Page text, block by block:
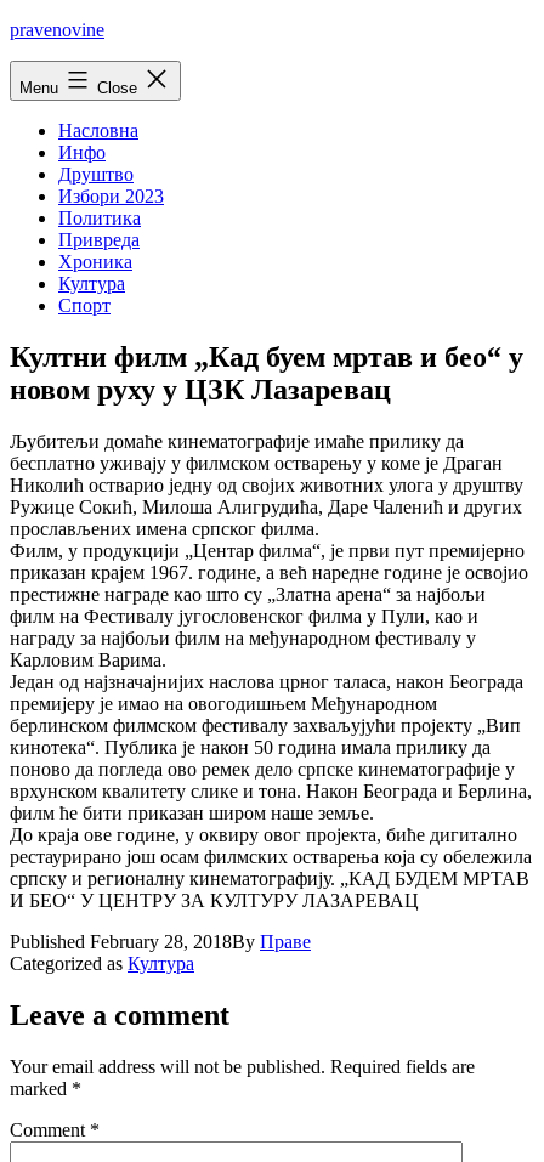
Skip
pravenovine
Menu Close
Насловна
Инфо
Друштво
Избори 2023
Политика
Привреда
Хроника
Култура
Спорт
Култни филм „Кад буем мртав и бео“ у
новом руху у ЦЗК Лазаревац
Љубитељи домаће кинематографије имаће прилику да
бесплатно уживају у филмском остварењу у коме је Драган
Николић остварио једну од својих животних улога у друштву
Ружице Сокић, Милоша Алигрудића, Даре Чаленић и других
прослављених имена српског филма.
Филм, у продукцији „Центар филма“, је први пут премијерно
приказан крајем 1967. године, а већ наредне године је освојио
престижне награде као што су „Златна арена“ за најбољи
филм на Фестивалу југословенског филма у Пули, као и
награду за најбољи филм на међународном фестивалу у
Карловим Варима.
Један од најзначајнијих наслова црног таласа, након Београда
премијеру је имао на овогодишњем Међународном
берлинском филмском фестивалу захваљујући пројекту „Вип
кинотека“. Публика је након 50 година имала прилику да
поново да погледа ово ремек дело српске кинематографије у
врхунском квалитету слике и тона. Након Београда и Берлина,
филм ће бити приказан широм наше земље.
До краја ове године, у оквиру овог пројекта, биће дигитално
рестаурирано још осам филмских остварења која су обележила
српску и регионалну кинематографију. „КАД БУДЕМ МРТАВ
И БЕО“ У ЦЕНТРУ ЗА КУЛТУРУ ЛАЗАРЕВАЦ
Published February 28, 2018By Праве
Categorized as Култура
Leave a comment
Your email address will not be published. Required fields are
marked *
Comment *